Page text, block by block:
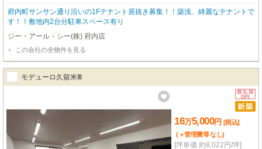
府内町サンサン通り沿いの1Fテナント居抜き募集！！築浅、綺麗なテナントで
す！！敷地内2台分駐車スペース有り
ジー・アール・シー(株) 府内店
この会社の全物件を見る
モデューロ久留米Ⅲ
16万5,000円 [税込]
(＋管理費等なし)
[坪単価 約8,022円/坪]